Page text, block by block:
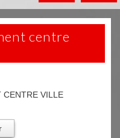
CENTRE VILLE